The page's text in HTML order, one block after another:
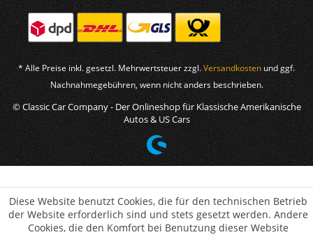
* Alle Preise inkl. gesetzl. Mehrwertsteuer zzgl.Versandkosten und ggf.
Nachnahmegebühren, wenn nicht anders beschrieben.
© Classic Car Company - Der Onlineshop für Klassische Amerikanische
Autos & US Cars
Diese Website benutzt Cookies, die für den technischen Betrieb
der Website erforderlich sind und stets gesetzt werden. Andere
Cookies, die den Komfort bei Benutzung dieser Website